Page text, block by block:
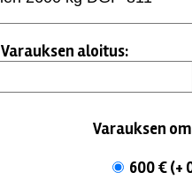
Varauksen aloitus:
Varauksen
600 € (+